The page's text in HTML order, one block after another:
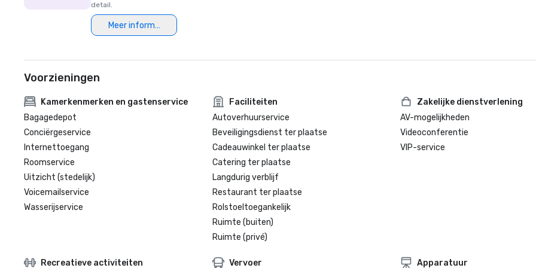
detail.
Meer informatie
Voorzieningen
Kamerkenmerken en gastenservice
Bagagedepot
Conciërgeservice
Internettoegang
Roomservice
Uitzicht (stedelijk)
Voicemailservice
Wasserijservice
Faciliteiten
Autoverhuurservice
Beveiligingsdienst ter plaatse
Cadeauwinkel ter plaatse
Catering ter plaatse
Langdurig verblijf
Restaurant ter plaatse
Rolstoeltoegankelijk
Ruimte (buiten)
Ruimte (privé)
Zakelijke dienstverlening
AV-mogelijkheden
Videoconferentie
VIP-service
Recreatieve activiteiten
Vervoer
Apparatuur